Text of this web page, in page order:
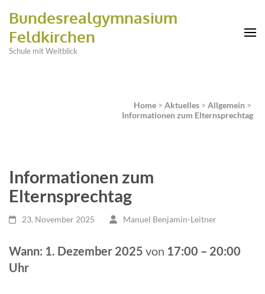
Bundesrealgymnasium
Feldkirchen
Schule mit Weitblick
Home > Aktuelles > Allgemein >
Informationen zum Elternsprechtag
Informationen zum
Elternsprechtag
23. November 2025 Manuel Benjamin-Leitner
Wann: 1. Dezember 2025 von 17:00 – 20:00
Uhr